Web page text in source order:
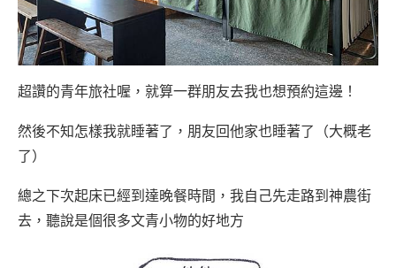
超讚的青年旅社喔，就算一群朋友去我也想預約這邊！
然後不知怎樣我就睡著了，朋友回他家也睡著了（大概老
了）
總之下次起床已經到達晚餐時間，我自己先走路到神農街
去，聽說是個很多文青小物的好地方